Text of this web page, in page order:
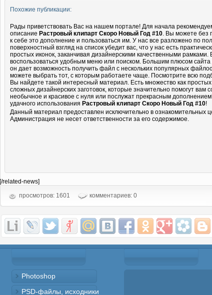
Похожие публикации:
Рады приветствовать Вас на нашем портале! Для начала
описание Растровый клипарт Скоро Новый Год #10. Вы можете без
к себе это дополнение и пользоваться им. У нас все разложено по
поверхностный взгляд на список убедит вас, что у нас есть
простых иконок, заканчивая дизайнерскими качественными
воспользоваться удобным меню или поиском. Большим плюсом сайта
он дает возможность получить файл с нескольких популярных
можете выбрать тот, с которым работаете чаще. Посмотрите всю
Вы найдете такой интересный материал. Есть множество как
сложных дизайнерских заготовок, которые значительно помогут вам
необычное и красивое с нуля или послужат прекрасным
удачного использования Растровый клипарт Скоро Новый Год #10!
Данный материал предоставлен исключительно в ознакомительных
Администрация не несет ответственности за его содержимое.
[/related-news]
просмотров: 1601
комментариев: 0
Photoshop
PSD-файлы, исходники